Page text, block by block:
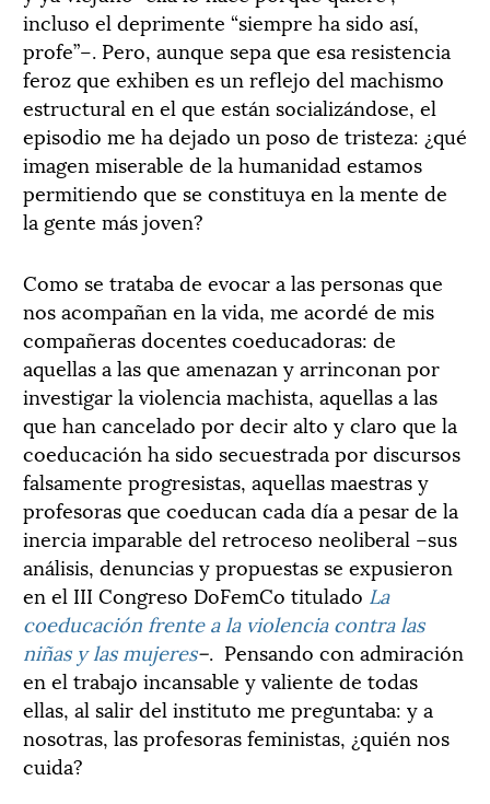
incluso el deprimente “siempre ha sido así,
profe”–. Pero, aunque sepa que esa resistencia
feroz que exhiben es un reflejo del machismo
estructural en el que están socializándose, el
episodio me ha dejado un poso de tristeza: ¿qué
imagen miserable de la humanidad estamos
permitiendo que se constituya en la mente de
la gente más joven?
Como se trataba de evocar a las personas que
nos acompañan en la vida, me acordé de mis
compañeras docentes coeducadoras: de
aquellas a las que amenazan y arrinconan por
investigar la violencia machista, aquellas a las
que han cancelado por decir alto y claro que la
coeducación ha sido secuestrada por discursos
falsamente progresistas, aquellas maestras y
profesoras que coeducan cada día a pesar de la
inercia imparable del retroceso neoliberal –sus
análisis, denuncias y propuestas se expusieron
en el III Congreso DoFemCo titulado La
coeducación frente a la violencia contra las
niñas y las mujeres–. Pensando con admiración
en el trabajo incansable y valiente de todas
ellas, al salir del instituto me preguntaba: y a
nosotras, las profesoras feministas, ¿quién nos
cuida?